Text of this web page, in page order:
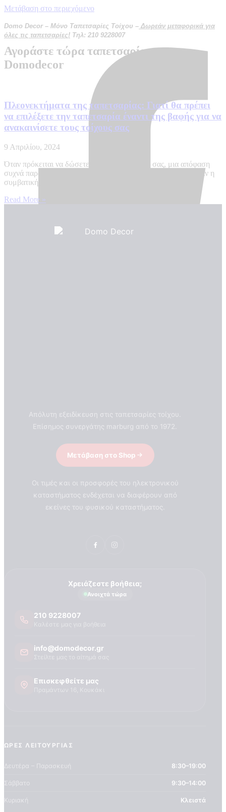
Μετάβαση στο περιεχόμενο
Domo Decor – Μόνο Ταπετσαρίες Τοίχου – Δωρεάν μεταφορικά για
όλες τις ταπετσαρίες! Τηλ: 210 9228007
Αγοράστε τώρα ταπετσαρία στο
Domodecor
Πλεονεκτήματα της ταπετσαρίας: Γιατί θα πρέπει
να επιλέξετε την ταπετσαρία έναντι της βαφής για να
ανακαινίσετε τους τοίχους σας
9 Απριλίου, 2024
Όταν πρόκειται να δώσετε ζωή στους τοίχους σας, μια απόφαση
συχνά παραβλέπεται: ταπετσαρία ή μπογιά; Ενώ το χρώμα ήταν η
συμβατική επιλογή για δεκαετίες, η
Read More »
Απόλυτη εξειδίκευση στις ταπετσαρίες τοίχου.
Επίσημος συνεργάτης marburg από το 1972.
Μετάβαση στο Shop
Οι τιμές και οι προσφορές του ηλεκτρονικού
καταστήματος ενδέχεται να διαφέρουν από
εκείνες του φυσικού καταστήματος.
Χρειάζεστε βοήθεια;
Ανοιχτά τώρα
210 9228007
info@domodecor.gr
Επισκεφθείτε μας
ΏΡΕΣ ΛΕΙΤΟΥΡΓΊΑΣ
Δευτέρα – Παρασκευή 8:30–19:00
Σάββατο 9:30–14:00
Κυριακή Κλειστά